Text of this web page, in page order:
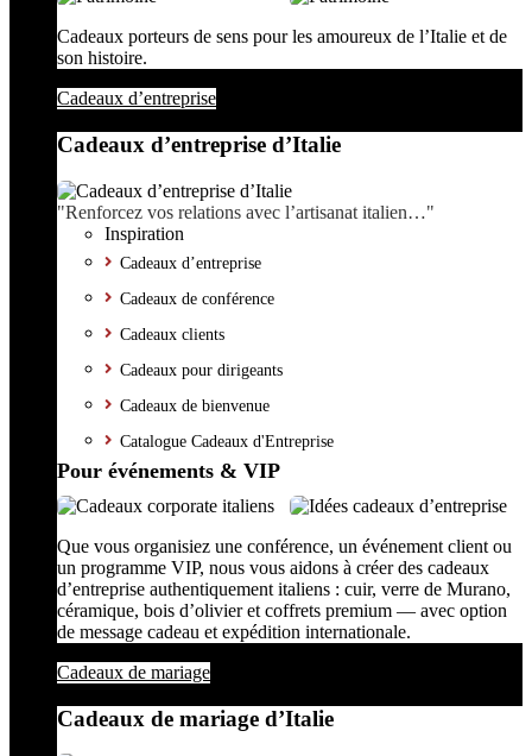
Cadeaux porteurs de sens pour les amoureux de l’Italie et de
son histoire.
Cadeaux d’entreprise
Cadeaux d’entreprise d’Italie
"Renforcez vos relations avec l’artisanat italien…"
Inspiration
Cadeaux d’entreprise
Cadeaux de conférence
Cadeaux clients
Cadeaux pour dirigeants
Cadeaux de bienvenue
Catalogue Cadeaux d'Entreprise
Pour événements & VIP
Que vous organisiez une conférence, un événement client ou
un programme VIP, nous vous aidons à créer des cadeaux
d’entreprise authentiquement italiens : cuir, verre de Murano,
céramique, bois d’olivier et coffrets premium — avec option
de message cadeau et expédition internationale.
Cadeaux de mariage
Cadeaux de mariage d’Italie